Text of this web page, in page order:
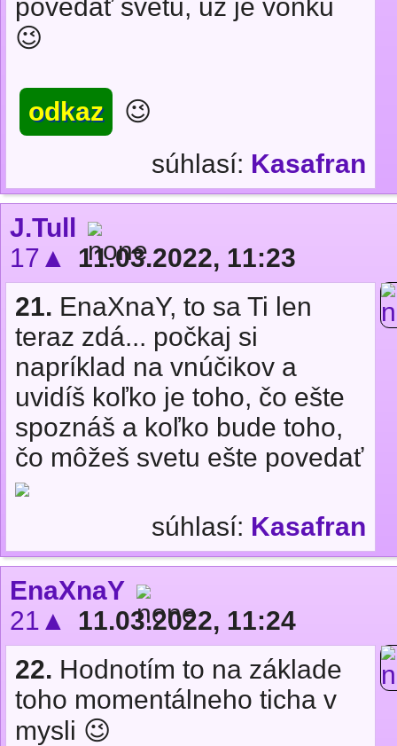
povedať svetu, už je vonku
😉
odkaz
😉
súhlasí: Kasafran
J.Tull
17▲
11.03.2022, 11:23
21. EnaXnaY, to sa Ti len
teraz zdá... počkaj si
napríklad na vnúčikov a
uvidíš koľko je toho, čo ešte
spoznáš a koľko bude toho,
čo môžeš svetu ešte povedať
súhlasí: Kasafran
EnaXnaY
21▲
11.03.2022, 11:24
22. Hodnotím to na základe
toho momentálneho ticha v
mysli 😉